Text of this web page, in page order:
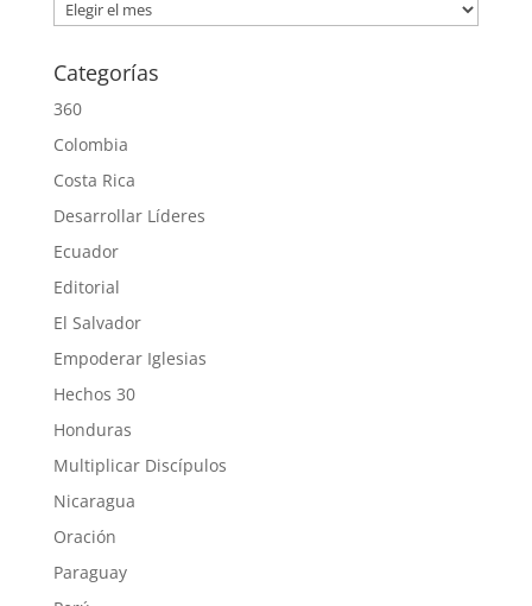
Archivos
Categorías
360
Colombia
Costa Rica
Desarrollar Líderes
Ecuador
Editorial
El Salvador
Empoderar Iglesias
Hechos 30
Honduras
Multiplicar Discípulos
Nicaragua
Oración
Paraguay